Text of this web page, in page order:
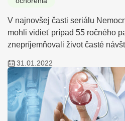
V najnovšej časti seriálu
mohli vidieť prípad 55 ročného
znepríjemňovali život časté
31.01.2022